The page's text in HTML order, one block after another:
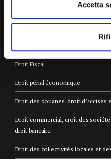
Accetta
Droit Fiscal
Droit pénal économique
Droit des douanes, droit
Droit commercial, droit des
droit bancaire
Droit des collectivités locales et